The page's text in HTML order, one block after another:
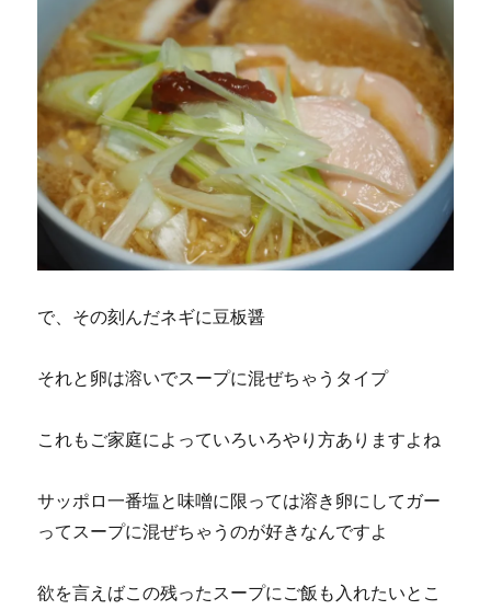
で、その刻んだネギに豆板醤
それと卵は溶いでスープに混ぜちゃうタイプ
これもご家庭によっていろいろやり方ありますよね
サッポロ一番塩と味噌に限っては溶き卵にしてガー
ってスープに混ぜちゃうのが好きなんですよ
欲を言えばこの残ったスープにご飯も入れたいとこ